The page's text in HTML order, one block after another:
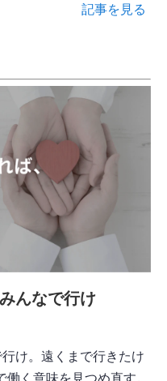
記事を見る
んなで行け
け。遠くまで行きたけ
く意味を見つめ直す。